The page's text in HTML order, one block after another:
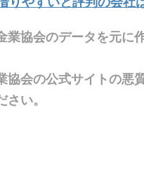
業協会のデータを元に
協会の公式サイトの悪
い。